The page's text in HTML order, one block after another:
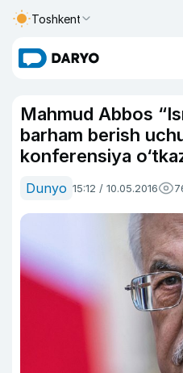
Toshkent
Mahmud Abbos
barham berish
konferensiya
Dunyo 15:12 / 10.05.2016